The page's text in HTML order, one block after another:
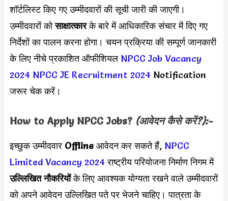
शॉर्टलिस्ट किए गए उम्मीदवारों की सूची जारी की जाएगी।
उम्मीदवारों कोसाक्षात्कारके बारे में आधिकारिक संचार में दिए गए
निर्देशों का पालन करना होगा। चयन प्रक्रिया की सम्पूर्ण जानकारी
के लिए नीचे प्रकाशित ऑफीशियल NPCC Job Vacancy
2024 NPCC JE Recruitment 2024 Notification
जरूर चेक करें।
How to Apply NPCC Jobs?(आवेदन कैसे करें?):-
इच्छुक उम्मीदवार Offline आवेदन कर सकते हैं, NPCC
Limited Vacancy 2024 राष्ट्रीय परियोजना निर्माण निगम में
उल्लिखित नौकरियोंके लिए आवश्यक योग्यता रखने वाले उम्मीदवारों
को अपने आवेदन उल्लिखित पते पर भेजने चाहिए। पात्रता के